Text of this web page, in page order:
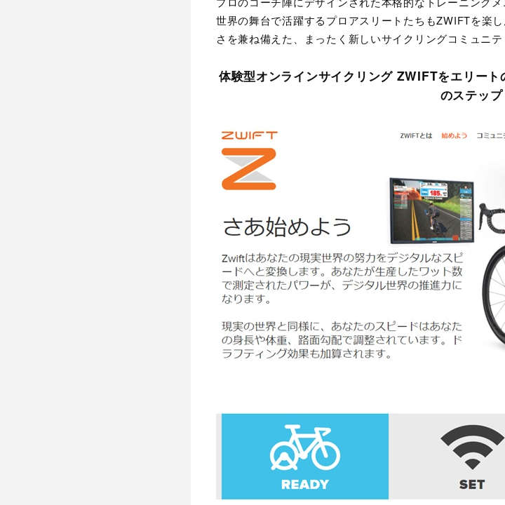
世界の舞台で活躍するプロアスリートたちもZWIFTを楽
さを兼ね備えた、まったく新しいサイクリングコミュニ
体験型オンラインサイクリング ZWIFTをエリー
のステップ